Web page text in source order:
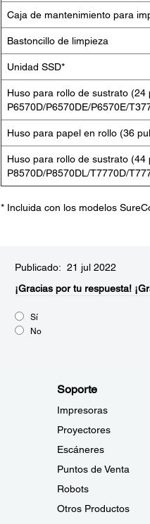
Caja de mantenimiento para
Bastoncillo de limpieza
Unidad SSD*
Huso para rollo de sustrato (24
P6570D/P6570DE/P6570E/
Huso para papel en rollo (36
Huso para rollo de sustrato (44
P8570D/P8570DL/T7770D/
* Incluida con los modelos
Publicado: 21 jul 2022
¡Gracias por tu respuesta!
Sí
No
Soporte
Impresoras
Proyectores
Escáneres
Puntos de Venta
Robots
Otros Productos